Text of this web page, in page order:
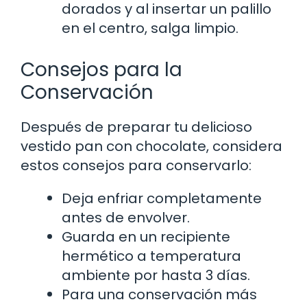
dorados y al insertar un palillo
en el centro, salga limpio.
Consejos para la
Conservación
Después de preparar tu delicioso
vestido pan con chocolate, considera
estos consejos para conservarlo:
Deja enfriar completamente
antes de envolver.
Guarda en un recipiente
hermético a temperatura
ambiente por hasta 3 días.
Para una conservación más